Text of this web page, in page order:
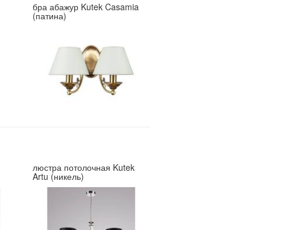
бра абажур Kutek Casamia
(патина)
люстра потолочная Kutek
Artu (никель)